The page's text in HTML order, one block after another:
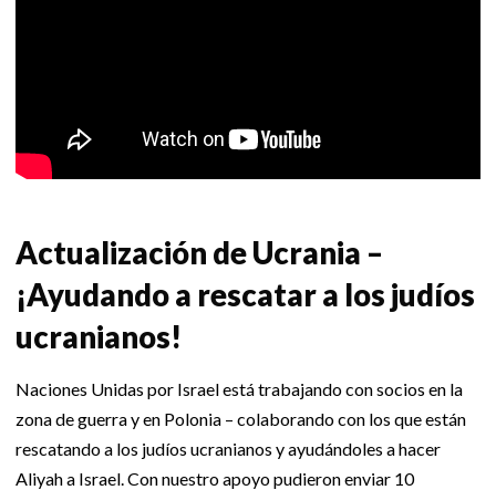
Actualización de Ucrania –
¡Ayudando a rescatar a los judíos
ucranianos!
Naciones Unidas por Israel está trabajando con socios en la
zona de guerra y en Polonia – colaborando con los que están
rescatando a los judíos ucranianos y ayudándoles a hacer
Aliyah a Israel. Con nuestro apoyo pudieron enviar 10